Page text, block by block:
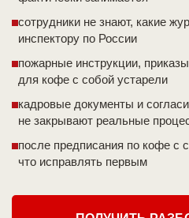
сотрудники не знают, какие
инспектору по России
пожарные инструкции,
для кофе с собой устарели
кадровые документы и
не закрывают реальные
после предписания по кофе с
что исправлять первым